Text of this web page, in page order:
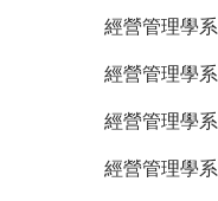
經營管理學系
經營管理學系
經營管理學系
經營管理學系